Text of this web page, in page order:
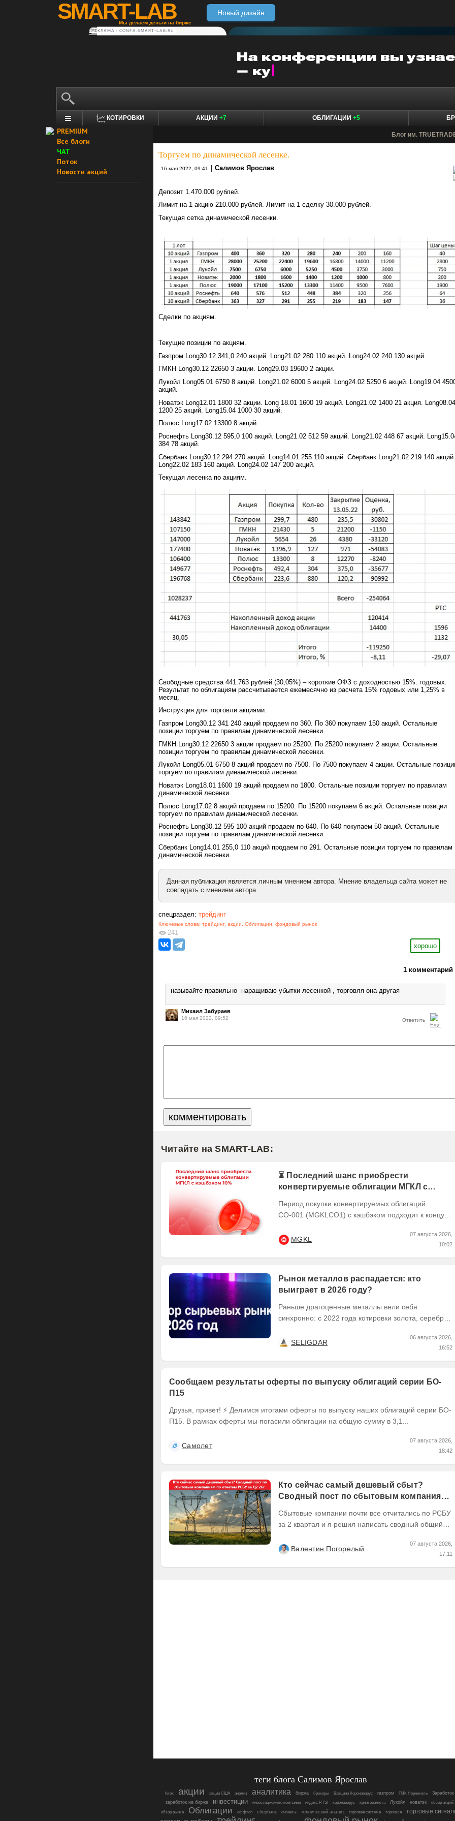
SMART-LAB
Мы делаем деньги на бирже
Новый дизайн
РЕКЛАМА • CONFA.SMART-LAB.RU
КОТИРОВКИ АКЦИИ +7 ОБЛИГАЦИИ +5
PREMIUM
Все блоги
ЧАТ
Поток
Новости акций
Блог им.
Торгуем по динамической лесенке.
16 мая 2022, 09:41 Салимов Ярослав
Депозит 1.470.000 рублей.
Лимит на 1 акцию 210.000 рублей. Лимит на 1 сделку 30.000 рублей.
Текущая сетка динамической лесенки.
Сделки по акциям.
Текущие позиции по акциям.
Газпром Long30.12 341,0 240 акций. Long21.02 280 110 акций. Long24.02 240 130 акций.
ГМКН Long30.12 22650 3 акции. Long29.03 19600 2 акции.
Лукойл Long05.01 6750 8 акций. Long21.02 6000 5 акций. Long24.02 5250 6 акций. Long19.04
акций.
Новатэк Long12.01 1800 32 акции. Long 18.01 1600 19 акций. Long21.02 1400 21 акция. Long08.04
1200 25 акций. Long15.04 1000 30 акций.
Полюс Long17.02 13300 8 акций.
Роснефть Long30.12 595,0 100 акций. Long21.02 512 59 акций. Long21.02 448 67 акций.
384 78 акций.
Сбербанк Long30.12 294 270 акций. Long14.01 255 110 акций. Сбербанк Long21.02 219 140 акций.
Long22.02 183 160 акций. Long24.02 147 200 акций.
Текущая лесенка по акциям.
Свободные средства 441.763 рублей (30,05%) – короткие ОФЗ с доходностью 15%. годовых.
Результат по облигациям рассчитывается ежемесячно из расчета 15% годовых или 1,25% в
месяц.
Инструкция для торговли акциями.
Газпром Long30.12 341 240 акций продаем по 360. По 360 покупаем 150 акций. Остальные
позиции торгуем по правилам динамической лесенки.
ГМКН Long30.12 22650 3 акции продаем по 25200. По 25200 покупаем 2 акции. Остальные
позиции торгуем по правилам динамической лесенки.
Лукойл Long05.01 6750 8 акций продаем по 7500. По 7500 покупаем 4 акции. Остальные
торгуем по правилам динамической лесенки.
Новатэк Long18.01 1600 19 акций продаем по 1800. Остальные позиции торгуем по правилам
динамической лесенки.
Полюс Long17.02 8 акций продаем по 15200. По 15200 покупаем 6 акций. Остальные позиции
торгуем по правилам динамической лесенки.
Роснефть Long30.12 595 100 акций продаем по 640. По 640 покупаем 50 акций. Остальные
позиции торгуем по правилам динамической лесенки.
Сбербанк Long14.01 255,0 110 акций продаем по 291. Остальные позиции торгуем по правилам
динамической лесенки.
Данная публикация является личным мнением автора. Мнение владельца сайта может не
совпадать с мнением автора.
спецраздел: трейдинг
Ключевые слова: трейдинг, акции, Облигации, фондовый рынок
241
хорошо
1 комментарий
называйте правильно наращиваю убытки лесенкой , торговля она другая
Михаил Забураев
16 мая 2022, 09:52 Ответить
Читайте на SMART-LAB:
⏳ Последний шанс приобрести
конвертируемые облигации МГКЛ с
Период покупки конвертируемых облигаций
СО-001 (MGKLCO1) с кэшбэком подходит к концу.
квалифицированным...
MGKL
07 августа 2026,
10:02
Рынок металлов распадается: кто
выиграет в 2026 году?
Раньше драгоценные металлы вели себя
синхронно: с 2022 года котировки золота, серебра
разделился. В...
SELIGDAR
06 августа 2026,
16:52
Сообщаем результаты оферты по выпуску облигаций серии БО-
П15
Друзья, привет! ⚡️ Делимся итогами оферты по выпуску наших облигаций серии БО-
П15. В рамках оферты мы погасили облигации на общую сумму в 3,1...
Самолет
07 августа 2026,
18:42
Кто сейчас самый дешевый сбыт?
Сводный пост по сбытовым компаниям
Сбытовые компании почти все отчитались по РСБУ
за 2 квартал и я решил написать сводный общий
Валентин Погорелый
07 августа 2026,
17:11
теги блога Салимов Ярослав
forex акции акции США анализ аналитика биржа брокеры Вакцина Коронавирус газпром ГМК Норникель
Заработок
заработок на бирже
инвестиции инвестиционные компании индекс RTSI коронавирус криптовалюта Лукойл новатэк обзор акций
обзор рынка Облигации оффтоп сбербанк сигналы технический анализ торговая система торговля торговые